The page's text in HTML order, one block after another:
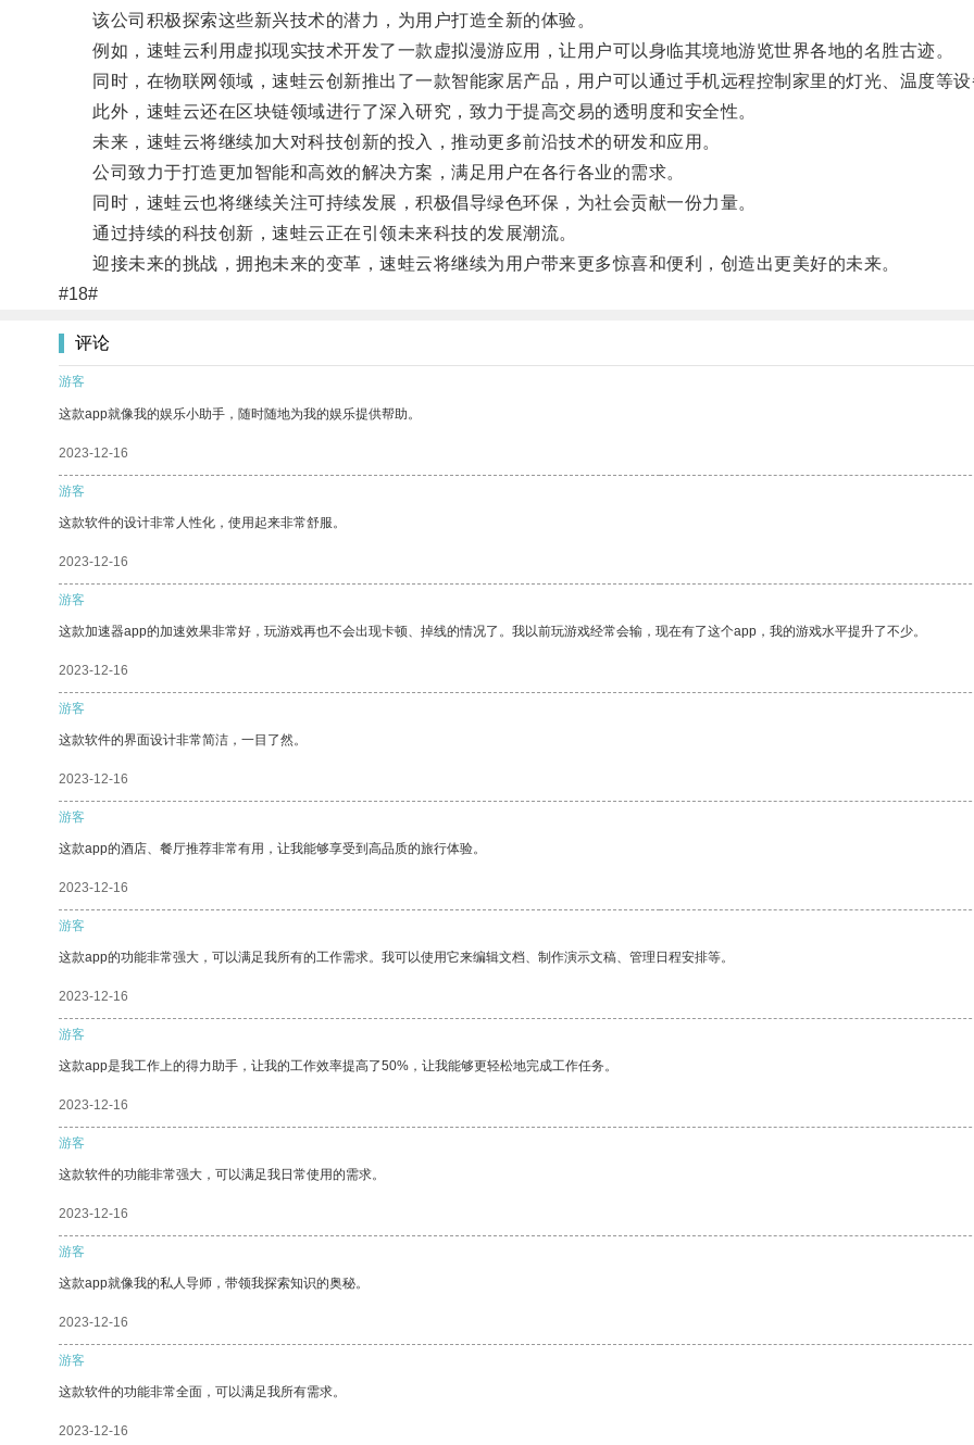
该公司积极探索这些新兴技术的潜力，为用户打造全新的体验。
例如，速蛙云利用虚拟现实技术开发了一款虚拟漫游应用，让用户可以身临其境地游览世界各地的名胜古迹。
同时，在物联网领域，速蛙云创新推出了一款智能家居产品，用户可以通过手机远程控制家里的灯光、温度等设
此外，速蛙云还在区块链领域进行了深入研究，致力于提高交易的透明度和安全性。
未来，速蛙云将继续加大对科技创新的投入，推动更多前沿技术的研发和应用。
公司致力于打造更加智能和高效的解决方案，满足用户在各行各业的需求。
同时，速蛙云也将继续关注可持续发展，积极倡导绿色环保，为社会贡献一份力量。
通过持续的科技创新，速蛙云正在引领未来科技的发展潮流。
迎接未来的挑战，拥抱未来的变革，速蛙云将继续为用户带来更多惊喜和便利，创造出更美好的未来。
#18#
评论
游客
这款app就像我的娱乐小助手，随时随地为我的娱乐提供帮助。
2023-12-16
游客
这款软件的设计非常人性化，使用起来非常舒服。
2023-12-16
游客
这款加速器app的加速效果非常好，玩游戏再也不会出现卡顿、掉线的情况了。我以前玩游戏经常会输，现在有了这个app，我的游戏水平提升了不少。
2023-12-16
游客
这款软件的界面设计非常简洁，一目了然。
2023-12-16
游客
这款app的酒店、餐厅推荐非常有用，让我能够享受到高品质的旅行体验。
2023-12-16
游客
这款app的功能非常强大，可以满足我所有的工作需求。我可以使用它来编辑文档、制作演示文稿、管理日程安排等。
2023-12-16
游客
这款app是我工作上的得力助手，让我的工作效率提高了50%，让我能够更轻松地完成工作任务。
2023-12-16
游客
这款软件的功能非常强大，可以满足我日常使用的需求。
2023-12-16
游客
这款app就像我的私人导师，带领我探索知识的奥秘。
2023-12-16
游客
这款软件的功能非常全面，可以满足我所有需求。
2023-12-16